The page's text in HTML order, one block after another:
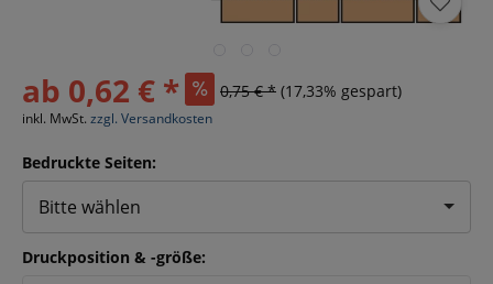
ab 0,62 € * 0,75 € * (17,33% gespart)
inkl. MwSt. zzgl. Versandkosten
Bedruckte Seiten:
Bitte wählen
Druckposition & -größe: